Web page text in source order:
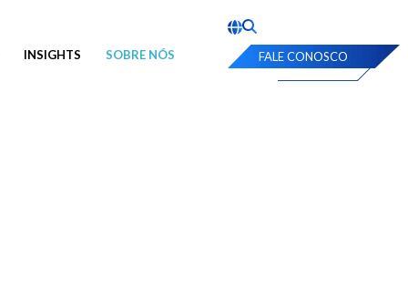
INSIGHTS SOBRE NÓS FALE CONOSCO